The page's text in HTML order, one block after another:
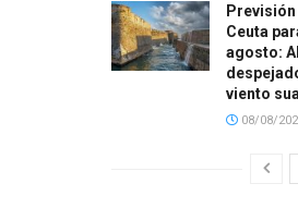
Ceuta
agosto:
viento
08/08/